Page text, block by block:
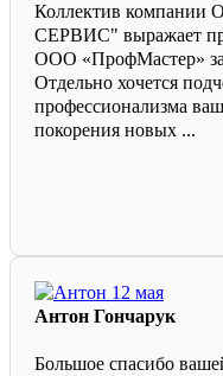
Коллектив
СЕРВИС" выражает
ООО «ПрофМастер» за
Отдельно хочется
профессионализма
покорения новых ...
Антон Гончарук
Большое спасибо